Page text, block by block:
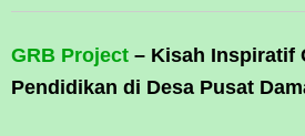
GRB Project – Kisah Inspiratif
Pendidikan di Desa Pusat